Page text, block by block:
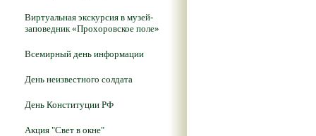
Виртуальная экскурсия в музей-
заповедник «Прохоровское поле»
Всемирный день информации
День неизвестного солдата
День Конституции РФ
Акция "Свет в окне"